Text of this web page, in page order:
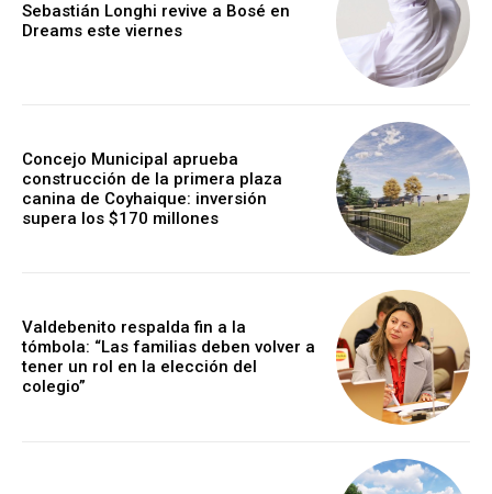
Sebastián Longhi revive a Bosé en
Dreams este viernes
Concejo Municipal aprueba
construcción de la primera plaza
canina de Coyhaique: inversión
supera los $170 millones
Valdebenito respalda fin a la
tómbola: “Las familias deben volver a
tener un rol en la elección del
colegio”